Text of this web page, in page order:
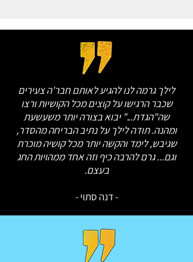
לילך גרמה לנו להגיע לאותם חבר'ה צעירים
שכבר הרגישו על קוצים מכל הקושיות ורצו
שה"הגדת..." יבוא בצורה יותר משעשעת
ומהנה. תודה לילך על נתיב הבריחה מהסדר,
שגיבש, לימד והקשה יותר מכל קושיה מוכרת
וגם... גרם להרבה כיף וזה אחד ממהויות החג
בעצם.
- דנה סתוי -